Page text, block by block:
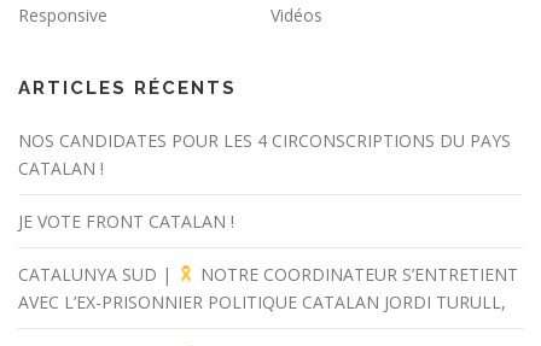
Responsive
Vidéos
ARTICLES RÉCENTS
NOS CANDIDATES POUR LES 4 CIRCONSCRIPTIONS DU PAYS
CATALAN !
JE VOTE FRONT CATALAN !
CATALUNYA SUD |
NOTRE COORDINATEUR S’ENTRETIENT
AVEC L’EX-PRISONNIER POLITIQUE CATALAN JORDI TURULL,